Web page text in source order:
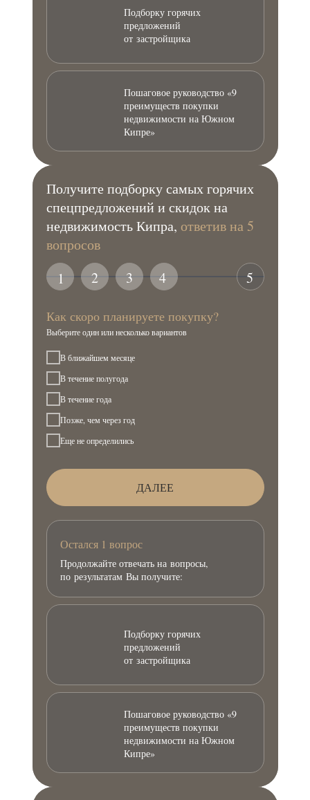
Подборку горячих
предложений
от застройщика
Пошаговое руководство «9
преимуществ покупки
недвижимости на Южном
Кипре»
Подборку горячих
предложений
от застройщика
5
4
3
2
Пошаговое руководство «9
преимуществ покупки
недвижимости на Южном
Кипре»
1
Остался 1 вопрос
Продолжайте отвечать на вопросы,
по результатам Вы получите:
Получите подборку самых горячих
спецпредложений и скидок на
недвижимость Кипра, ответив на 5
вопросов
Как скоро планируете покупку?
Выберите один или несколько вариантов
В ближайшем месяце
В течение полугода
В течение года
Позже, чем через год
Еще не определились
ДАЛЕЕ